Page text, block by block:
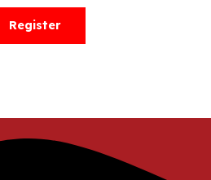
Register